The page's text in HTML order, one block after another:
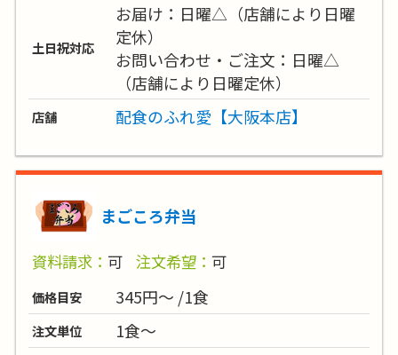
土日祝対応
お届け：日曜△（店舗により日曜
定休）
お問い合わせ・ご注文：日曜△
（店舗により日曜定休）
店舗 配食のふれ愛【大阪本店】
まごころ弁当
資料請求： 可 注文希望： 可
価格目安 345円～ /1食
注文単位
1食～